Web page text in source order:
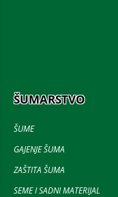
ŠUMARSTVO
ŠUME
GAJENJE ŠUMA
ZAŠTITA ŠUMA
SEME I SADNI MATERIJAL